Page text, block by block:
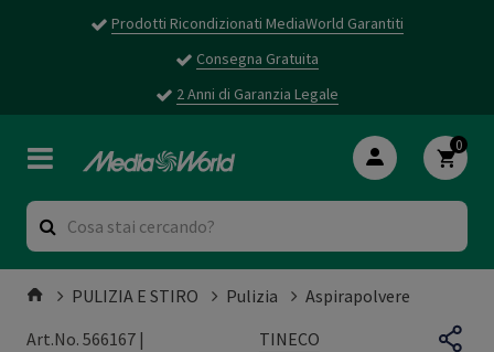
Prodotti Ricondizionati MediaWorld Garantiti
Consegna Gratuita
2 Anni di Garanzia Legale
0
PULIZIA E STIRO Pulizia
Aspirapolvere
Art.No. 566167 |
TINECO